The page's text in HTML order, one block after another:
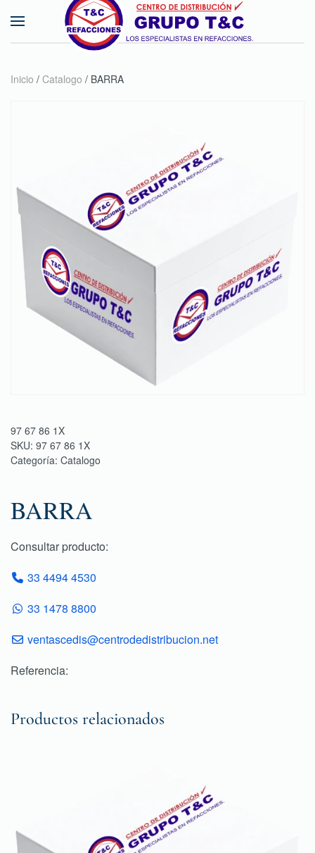
Skip to main content
Inicio / Catalogo / BARRA
97 67 86 1X
SKU: 97 67 86 1X
Categoría: Catalogo
BARRA
Consultar producto:
33 4494 4530
33 1478 8800
ventascedis@centrodedistribucion.net
Referencia:
Productos relacionados